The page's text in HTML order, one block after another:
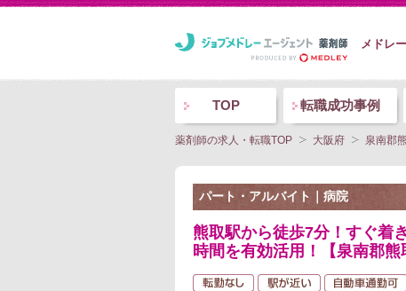
メドレ
TOP 転職成功事例
薬剤師の求人・転職TOP 大阪府 泉南郡
パート・アルバイト｜病院
熊取駅から徒歩7分！すぐ着
時間を有効活用！【泉南郡熊